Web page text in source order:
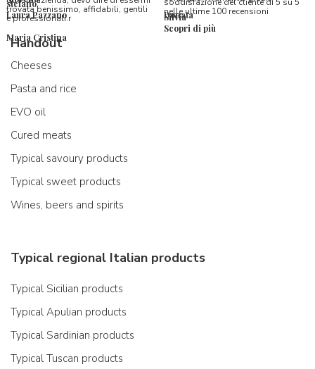
stefano
Laura Pazzano
trovata benissimo, affidabili, gentili
e professionali.r
Maria Cristina
Donata
Silvia
nelle ultime 100 recensioni
Scopri di più
Handout
Cheeses
Pasta and rice
EVO oil
Cured meats
Typical savoury products
Typical sweet products
Wines, beers and spirits
Typical regional Italian products
Typical Sicilian products
Typical Apulian products
Typical Sardinian products
Typical Tuscan products